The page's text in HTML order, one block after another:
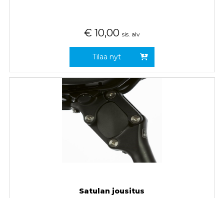
€ 10,00 sis. alv
Tilaa nyt
Satulan jousitus